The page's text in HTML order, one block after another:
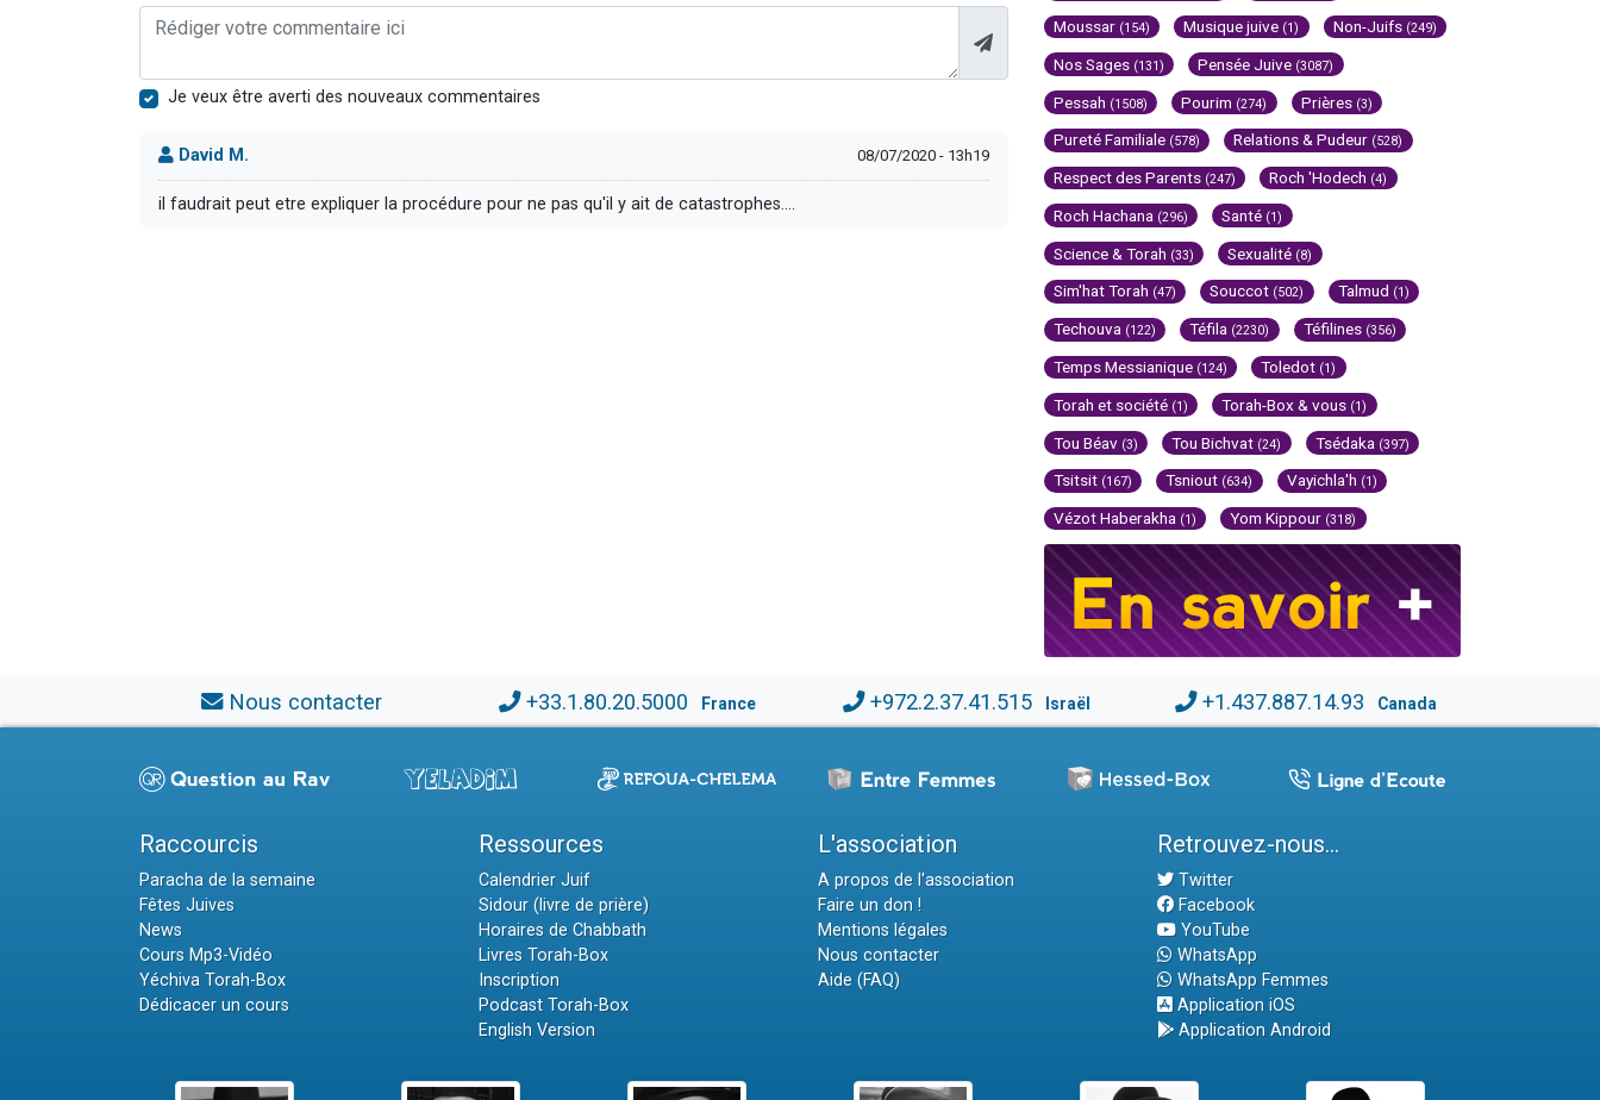
Je veux être averti des nouveaux commentaires
David M. 08/07/2020 - 13h19
il faudrait peut etre expliquer la procédure pour ne pas qu'il y ait de catastrophes....
Moussar (154) Musique juive (1) Non-Juifs (249)
Nos Sages (131) Pensée Juive (3087)
Pessah (1508) Pourim (274) Prières (3)
Pureté Familiale (578) Relations & Pudeur (528)
Respect des Parents (247) Roch 'Hodech (4)
Roch Hachana (296) Santé (1)
Science & Torah (33) Sexualité (8)
Sim'hat Torah (47) Souccot (502) Talmud (1)
Techouva (122) Téfila (2230) Téfilines (356)
Temps Messianique (124) Toledot (1)
Torah et société (1) Torah-Box & vous (1)
Tou Béav (3) Tou Bichvat (24) Tsédaka (397)
Tsitsit (167) Tsniout (634) Vayichla'h (1)
Vézot Haberakha (1) Yom Kippour (318)
Nous contacter +33.1.80.20.5000 France +972.2.37.41.515 Israël +1.437.887.14.93 Canada
Raccourcis
Paracha de la semaine
Fêtes Juives
News
Cours Mp3-Vidéo
Yéchiva Torah-Box
Dédicacer un cours
Ressources
Calendrier Juif
Sidour (livre de prière)
Horaires de Chabbath
Livres Torah-Box
Inscription
Podcast Torah-Box
English Version
L'association
A propos de l'association
Faire un don !
Mentions légales
Nous contacter
Aide (FAQ)
Retrouvez-nous...
Twitter
Facebook
YouTube
WhatsApp
WhatsApp Femmes
Application iOS
Application Android